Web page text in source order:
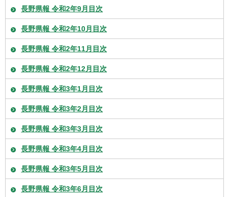
長野県報 令和2年9月目次
長野県報 令和2年10月目次
長野県報 令和2年11月目次
長野県報 令和2年12月目次
長野県報 令和3年1月目次
長野県報 令和3年2月目次
長野県報 令和3年3月目次
長野県報 令和3年4月目次
長野県報 令和3年5月目次
長野県報 令和3年6月目次